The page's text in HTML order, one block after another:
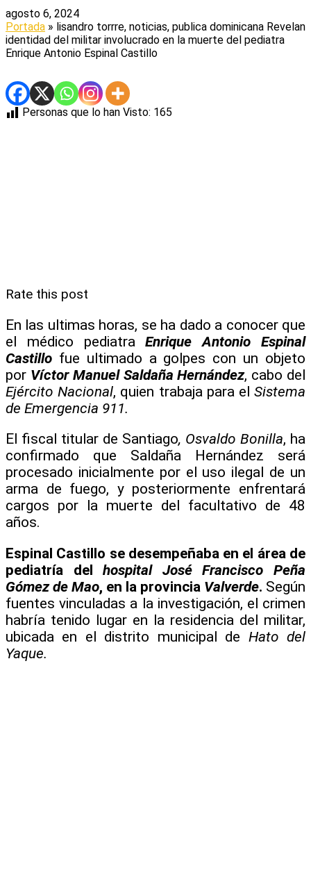
agosto 6, 2024
Portada » lisandro torrre, noticias, publica dominicana Revelan
identidad del militar involucrado en la muerte del pediatra
Enrique Antonio Espinal Castillo
Personas que lo han Visto: 165
Rate this post
En las ultimas horas, se ha dado a conocer que
el médico pediatraEnrique Antonio Espinal
Castillo fue ultimado a golpes con un objeto
por Víctor Manuel Saldaña Hernández, cabo del
Ejército Nacional, quien trabaja para elSistema
de Emergencia 911.
El fiscal titular de Santiago, Osvaldo Bonilla, ha
confirmado que Saldaña Hernández será
procesado inicialmente por el uso ilegal de un
arma de fuego, y posteriormente enfrentará
cargos por la muerte del facultativo de 48
años.
Espinal Castillo se desempeñaba en el área de
pediatría delhospital José Francisco Peña
Gómez de Mao, en la provincia Valverde. Según
fuentes vinculadas a la investigación, el crimen
habría tenido lugar en la residencia del militar,
ubicada en el distrito municipal de Hato del
Yaque.